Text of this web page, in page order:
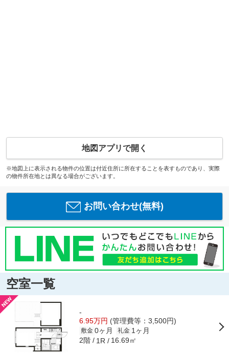
地図アプリで開く
※地図上に表示される物件の位置は付近住所に所在することを表すものであり、実際
の物件所在地とは異なる場合がございます。
お問い合わせ(無料)
空室一覧
-
6.95万円 (管理費等：3,500円)
敷金 0ヶ月 礼金 1ヶ月
2階 1R 16.69㎡